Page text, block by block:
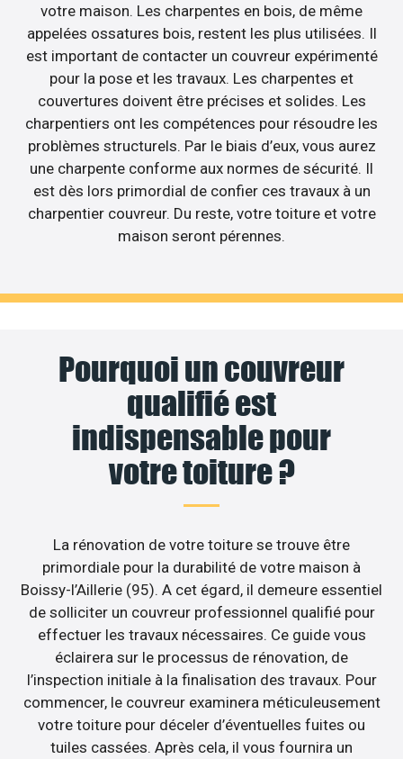
votre maison. Les charpentes en bois, de même
appelées ossatures bois, restent les plus utilisées. Il
est important de contacter un couvreur expérimenté
pour la pose et les travaux. Les charpentes et
couvertures doivent être précises et solides. Les
charpentiers ont les compétences pour résoudre les
problèmes structurels. Par le biais d’eux, vous aurez
une charpente conforme aux normes de sécurité. Il
est dès lors primordial de confier ces travaux à un
charpentier couvreur. Du reste, votre toiture et votre
maison seront pérennes.
Pourquoi un couvreur
qualifié est
indispensable pour
votre toiture ?
La rénovation de votre toiture se trouve être
primordiale pour la durabilité de votre maison à
Boissy-l’Aillerie (95). A cet égard, il demeure essentiel
de solliciter un couvreur professionnel qualifié pour
effectuer les travaux nécessaires. Ce guide vous
éclairera sur le processus de rénovation, de
l’inspection initiale à la finalisation des travaux. Pour
commencer, le couvreur examinera méticuleusement
votre toiture pour déceler d’éventuelles fuites ou
tuiles cassées. Après cela, il vous fournira un